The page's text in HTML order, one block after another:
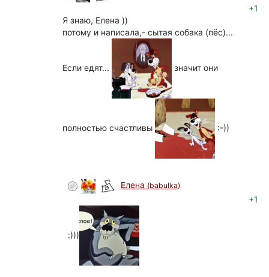
+1
Я знаю, Елена ))
потому и написала,- сытая собака (пёс)...
Если едят... значит они
полностью счастливы :-))
Елена (babulka)
+1
:)))